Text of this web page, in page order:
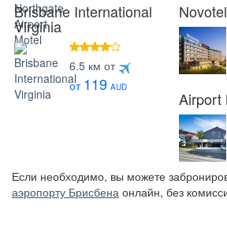
Brisbane International
Virginia
4 звезды
6.5 км от
от 119 AUD
Airport
Если необходимо, вы можете
аэропорту Брисбена онлайн, без